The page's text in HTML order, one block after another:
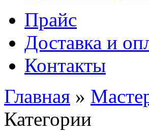
Прайс
Доставка и
Контакты
Главная »
Категории